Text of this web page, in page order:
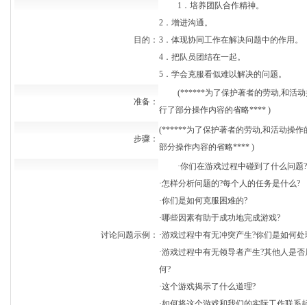
目的：
1．培养团队合作精神。
2．增进沟通。
3．体现协同工作在解决问题中的作用。
4．把队员团结在一起。
5．学会克服看似难以解决的问题。
准备：
(******为了保护著者的劳动,和活动
行了部分操作内容的省略**** )
步骤：
(******为了保护著者的劳动,和活动操作
部分操作内容的省略**** )
讨论问题示例：
·你们在游戏过程中碰到了什么问题?
·怎样分析问题的?每个人的任务是什么?
·你们是如何克服困难的?
·哪些因素有助于成功地完成游戏?
·游戏过程中有无冲突产生?你们是如何处
·游戏过程中有无领导者产生?其他人是
何?
·这个游戏揭示了什么道理?